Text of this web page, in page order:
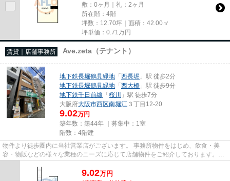
敷：0ヶ月｜礼：2ヶ月
所在階：4階
坪数：12.70坪｜面積：42.00㎡
坪単価： 0.71 万円
賃貸｜店舗事務所 Ave.zeta（テナント）
地下鉄長堀鶴見緑地 「西長堀 」駅 徒歩2分
地下鉄長堀鶴見緑地 「西大橋 」駅 徒歩9分
地下鉄千日前線 「桜川
」駅 徒歩7分
大阪府大阪市西区南堀江 ３丁目12-20
9.02万円
築年数：築44年 ｜募集中： 1室
階数：4階建
物件より徒歩圏内に当社営業店がございます。 事務所物件をはじめ、飲食・美
容・物販などの様々な業種のニーズに応じて店舗物件をご紹介しております。
尚、弊社ではおとり広告は一切...
9.02万円